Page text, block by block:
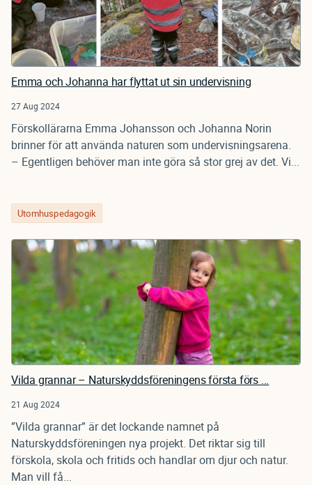
Emma och Johanna har flyttat ut sin undervisning
27 Aug 2024
Förskollärarna Emma Johansson och Johanna Norin
brinner för att använda naturen som undervisningsarena.
– Egentligen behöver man inte göra så stor grej av det. Vi...
Utomhuspedagogik
Vilda grannar – Naturskyddsföreningens första förs ...
21 Aug 2024
”Vilda grannar” är det lockande namnet på
Naturskyddsföreningen nya projekt. Det riktar sig till
förskola, skola och fritids och handlar om djur och natur.
Man vill få...